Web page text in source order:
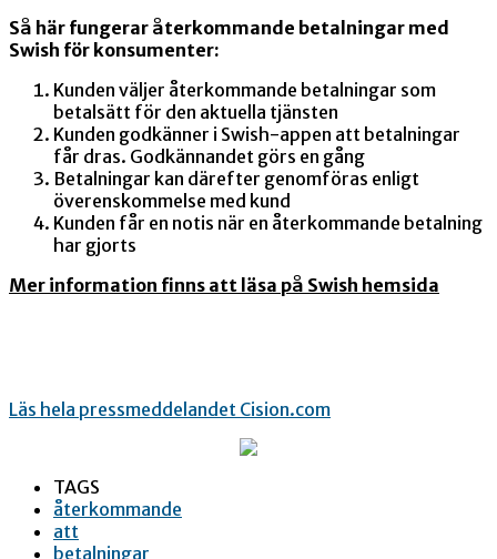
Så här fungerar återkommande betalningar med
Swish för konsumenter:
Kunden väljer återkommande betalningar som
betalsätt för den aktuella tjänsten
Kunden godkänner i Swish-appen att betalningar
får dras. Godkännandet görs en gång
Betalningar kan därefter genomföras enligt
överenskommelse med kund
Kunden får en notis när en återkommande betalning
har gjorts
Mer information finns att läsa på Swish hemsida
Läs hela pressmeddelandet Cision.com
TAGS
återkommande
att
betalningar